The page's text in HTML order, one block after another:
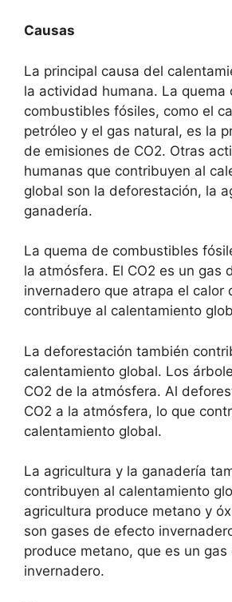
Causas
La principal causa del
la actividad humana. La quema
combustibles fósiles, como el
petróleo y el gas natural, es la
de emisiones de CO2. Otras
humanas que contribuyen al
global son la deforestación, la
ganadería.
La quema de combustibles
la atmósfera. El CO2 es un gas
invernadero que atrapa el calor
contribuye al calentamiento
La deforestación también
calentamiento global. Los
CO2 de la atmósfera. Al
CO2 a la atmósfera, lo que
calentamiento global.
La agricultura y la ganadería
contribuyen al calentamiento
agricultura produce metano y
son gases de efecto
produce metano, que es un
invernadero.